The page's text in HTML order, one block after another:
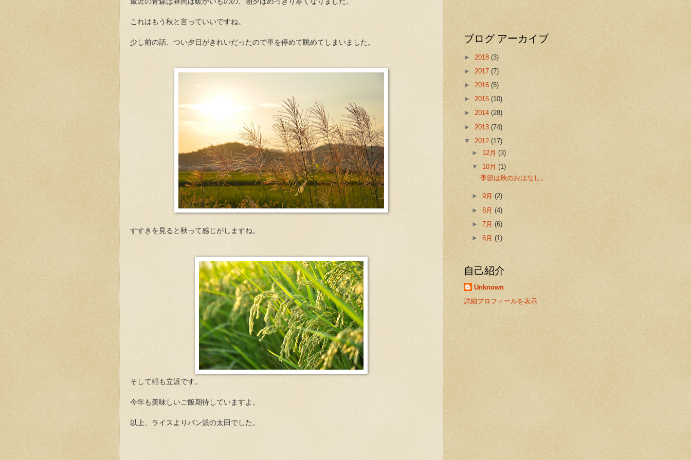
これはもう秋と言っていいですね。
少し前の話、つい夕日がきれいだったので車を停めて眺めてしまいました。
すすきを見ると秋って感じがしますね。
そして稲も立派です。
今年も美味しいご飯期待していますよ。
以上、ライスよりパン派の太田でした。
ブログ アーカイブ
► 2018 (3)
► 2017 (7)
► 2016 (5)
► 2015 (10)
► 2014 (28)
► 2013 (74)
▼ 2012 (17)
► 12月(3)
▼ 10月(1)
季節は秋のおはなし。
►9月(2)
►8月(4)
►7月(6)
►6月(1)
自己紹介
Unknown
詳細プロフィールを表示